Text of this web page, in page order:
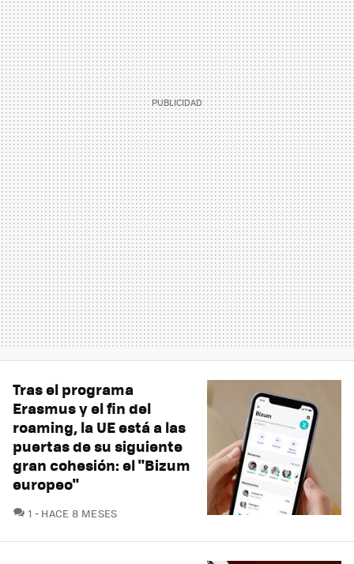
Tras el programa
Erasmus y el fin del
roaming, la UE está a las
puertas de su siguiente
gran cohesión: el "Bizum
europeo"
1 COMENTARIOS
HACE 8 MESES